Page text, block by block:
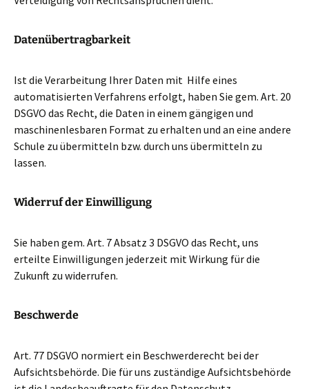
Datenübertragbarkeit
Ist die Verarbeitung Ihrer Daten mit Hilfe eines
automatisierten Verfahrens erfolgt, haben Sie gem. Art. 20
DSGVO das Recht, die Daten in einem gängigen und
maschinenlesbaren Format zu erhalten und an eine andere
Schule zu übermitteln bzw. durch uns übermitteln zu
lassen.
Widerruf der Einwilligung
Sie haben gem. Art. 7 Absatz 3 DSGVO das Recht, uns
erteilte Einwilligungen jederzeit mit Wirkung für die
Zukunft zu widerrufen.
Beschwerde
Art. 77 DSGVO normiert ein Beschwerderecht bei der
Aufsichtsbehörde. Die für uns zuständige Aufsichtsbehörde